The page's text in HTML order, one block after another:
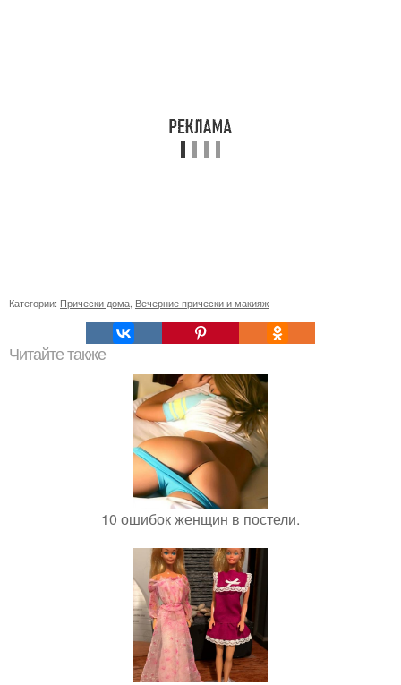
Категории: Прически дома Вечерние прически и макияж
Читайте также
10 ошибок женщин в постели.